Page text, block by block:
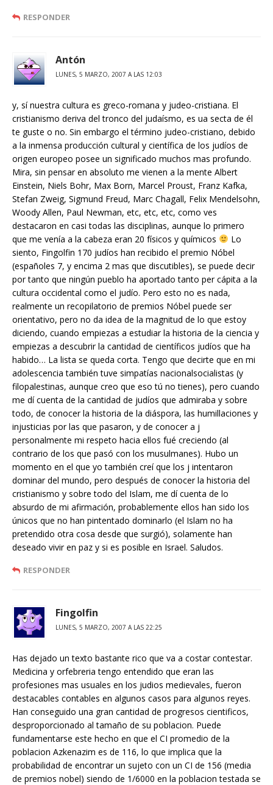
RESPONDER
Antón
LUNES, 5 MARZO, 2007 A LAS 12:03
y, sí nuestra cultura es greco-romana y judeo-cristiana. El
cristianismo deriva del tronco del judaísmo, es ua secta de él
te guste o no. Sin embargo el término judeo-cristiano, debido
a la inmensa producción cultural y científica de los judíos de
origen europeo posee un significado muchos mas profundo.
Mira, sin pensar en absoluto me vienen a la mente Albert
Einstein, Niels Bohr, Max Born, Marcel Proust, Franz Kafka,
Stefan Zweig, Sigmund Freud, Marc Chagall, Felix Mendelsohn,
Woody Allen, Paul Newman, etc, etc, etc, como ves
destacaron en casi todas las disciplinas, aunque lo primero
que me venía a la cabeza eran 20 físicos y químicos
Lo
siento, Fingolfin 170 judíos han recibido el premio Nóbel
(españoles 7, y encima 2 mas que discutibles), se puede decir
por tanto que ningún pueblo ha aportado tanto per cápita a la
cultura occidental como el judío. Pero esto no es nada,
realmente un recopilatorio de premios Nóbel puede ser
orientativo, pero no da idea de la magnitud de lo que estoy
diciendo, cuando empiezas a estudiar la historia de la ciencia y
empiezas a descubrir la cantidad de científicos judíos que ha
habido… La lista se queda corta. Tengo que decirte que en mi
adolescencia también tuve simpatías nacionalsocialistas (y
filopalestinas, aunque creo que eso tú no tienes), pero cuando
me dí cuenta de la cantidad de judíos que admiraba y sobre
todo, de conocer la historia de la diáspora, las humillaciones y
injusticias por las que pasaron, y de conocer a j
personalmente mi respeto hacia ellos fué creciendo (al
contrario de los que pasó con los musulmanes). Hubo un
momento en el que yo también creí que los j intentaron
dominar del mundo, pero después de conocer la historia del
cristianismo y sobre todo del Islam, me dí cuenta de lo
absurdo de mi afirmación, probablemente ellos han sido los
únicos que no han pintentado dominarlo (el Islam no ha
pretendido otra cosa desde que surgió), solamente han
deseado vivir en paz y si es posible en Israel. Saludos.
RESPONDER
Fingolfin
LUNES, 5 MARZO, 2007 A LAS 22:25
Has dejado un texto bastante rico que va a costar contestar.
Medicina y orfebreria tengo entendido que eran las
profesiones mas usuales en los judios medievales, fueron
destacables contables en algunos casos para algunos reyes.
Han conseguido una gran cantidad de progresos cientificos,
desproporcionado al tamaño de su poblacion. Puede
fundamentarse este hecho en que el CI promedio de la
poblacion Azkenazim es de 116, lo que implica que la
probabilidad de encontrar un sujeto con un CI de 156 (media
de premios nobel) siendo de 1/6000 en la poblacion testada se